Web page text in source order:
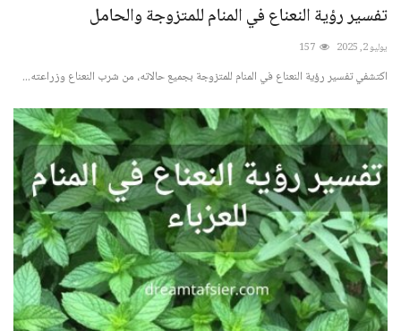
تفسير رؤية النعناع في المنام للمتزوجة والحامل
يوليو 2, 2025 157
اكتشفي تفسير رؤية النعناع في المنام للمتزوجة بجميع حالاته، من شرب النعناع وزراعته...